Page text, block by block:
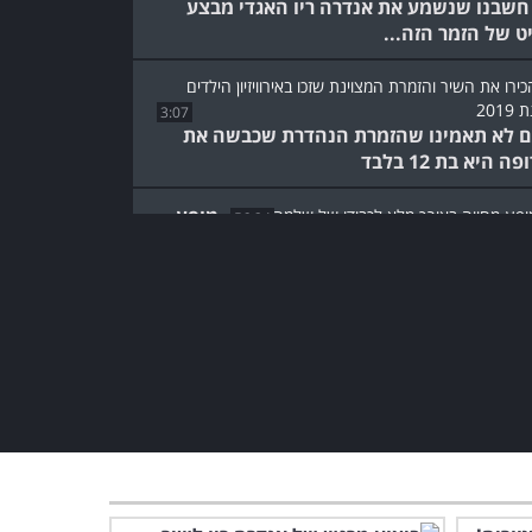
שנשמע את אנדרה ריו האגדי מבצע
של הזמר הזה...
3:07
לא תאמינו שהזמרת הנהדרת שכבשה את
היא בת 12 בלבד
56:24
מופע
3:26
מכולן